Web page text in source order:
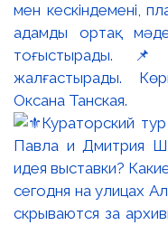
мен кескіндемені,
адамды ортақ
тоғыстырады.
жалғастырады.
Оксана Танская.